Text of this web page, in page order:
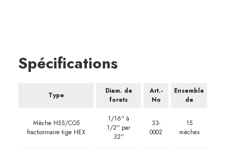
Spécifications
Type
Diam. de
forets
Art.-
No
Ensemble
de
Mèche HSS/CO5
fractionnaire tige HEX
1/16'' à
1/2'' par
32''
33-
0002
15
mèches